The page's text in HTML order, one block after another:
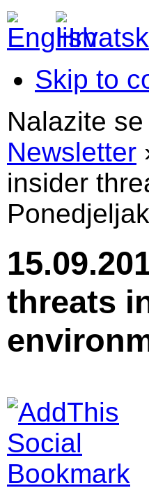
Skip to
Nalazite
Newsletter
insider
threats